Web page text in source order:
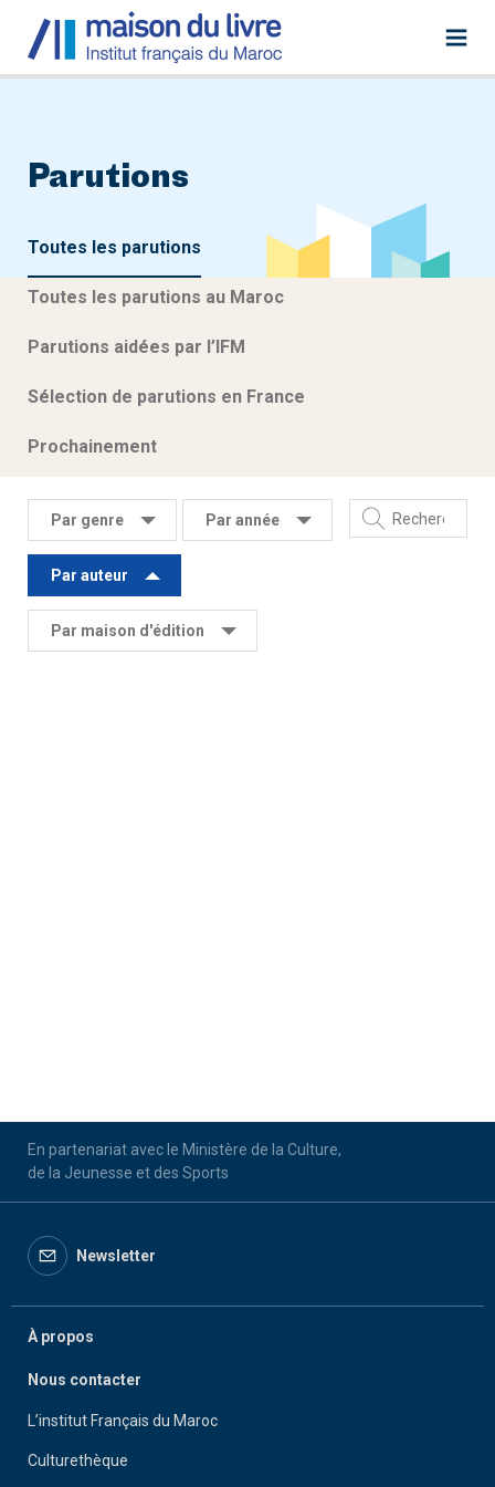
Parutions
Toutes les parutions
Toutes les parutions au Maroc
Parutions aidées par l’IFM
Sélection de parutions en France
Prochainement
Par genre Par année
Par auteur
Par maison d'édition
En partenariat avec le Ministère de la Culture,
de la Jeunesse et des Sports
Newsletter
À propos
Nous contacter
L’institut Français du Maroc
Culturethèque